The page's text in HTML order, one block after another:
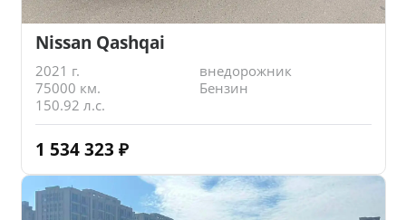
Nissan Qashqai
2021 г.
внедорожник
75000 км.
Бензин
150.92 л.с.
1 534 323 ₽